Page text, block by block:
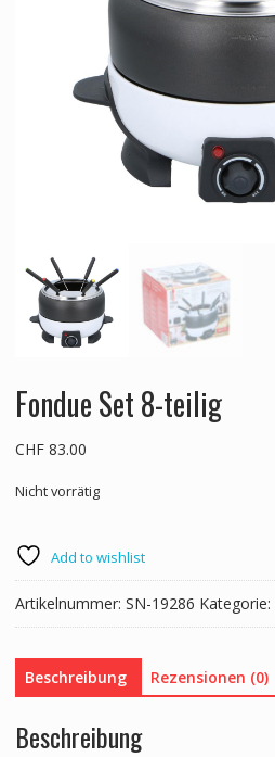
Fondue Set 8-teilig
CHF83.00
Nicht vorrätig
Add to wishlist
Artikelnummer: SN-19286 Kategorie:
Beschreibung Rezensionen (0)
Beschreibung